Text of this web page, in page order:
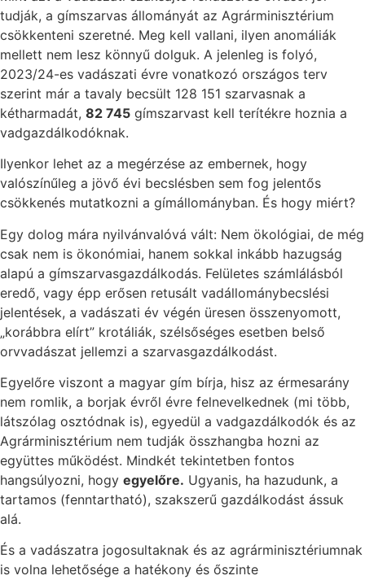
tudják, a gímszarvas állományát az Agrárminisztérium
csökkenteni szeretné. Meg kell vallani, ilyen anomáliák
mellett nem lesz könnyű dolguk. A jelenleg is folyó,
2023/24-es vadászati évre vonatkozó országos terv
szerint már a tavaly becsült 128 151 szarvasnak a
kétharmadát, 82 745 gímszarvast kell terítékre hoznia a
vadgazdálkodóknak.
Ilyenkor lehet az a megérzése az embernek, hogy
valószínűleg a jövő évi becslésben sem fog jelentős
csökkenés mutatkozni a gímállományban. És hogy miért?
Egy dolog mára nyilvánvalóvá vált: Nem ökológiai, de még
csak nem is ökonómiai, hanem sokkal inkább hazugság
alapú a gímszarvasgazdálkodás. Felületes számlálásból
eredő, vagy épp erősen retusált vadállománybecslési
jelentések, a vadászati év végén üresen összenyomott,
„korábbra elírt” krotáliák, szélsőséges esetben belső
orvvadászat jellemzi a szarvasgazdálkodást.
Egyelőre viszont a magyar gím bírja, hisz az érmesarány
nem romlik, a borjak évről évre felnevelkednek (mi több,
látszólag osztódnak is), egyedül a vadgazdálkodók és az
Agrárminisztérium nem tudják összhangba hozni az
együttes működést. Mindkét tekintetben fontos
hangsúlyozni, hogy egyelőre. Ugyanis, ha hazudunk, a
tartamos (fenntartható), szakszerű gazdálkodást ássuk
alá.
És a vadászatra jogosultaknak és az agrárminisztériumnak
is volna lehetősége a hatékony és őszinte